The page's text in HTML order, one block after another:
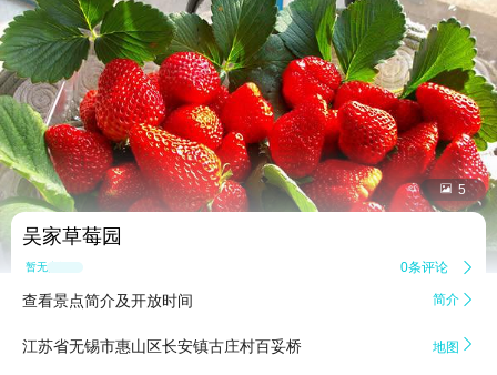
 5
吴家草莓园
暂无点评 0条评论 
查看景点简介及开放时间 简介 
江苏省无锡市惠山区长安镇古庄村百妥桥 地图 
